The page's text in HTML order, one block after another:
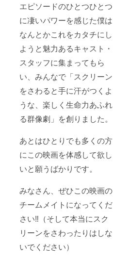
エピソードのひとつひとつ
に凄いパワーを感じた僕は
なんとかこれをカタチにし
ようと魅力あるキャスト・
スタッフに集まってもら
い、みんなで「スクリーン
をさわると手に汗がつくよ
うな、楽しく生命力あふれ
る群像劇」を創りました。
あとはひとりでも多くの方
にこの映画を体感して欲し
いと願うばかりです。
みなさん、ぜひこの映画の
チームメイトになってくだ
さい‼（そして本当にスク
リーンをさわったりはしな
いでください）